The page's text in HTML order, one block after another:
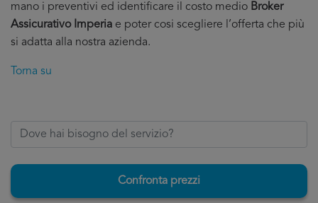
mano i preventivi ed identificare il costo medio Broker
Assicurativo Imperia e poter cosi scegliere l’offerta che più
si adatta alla nostra azienda.
Torna su
Confronta prezzi